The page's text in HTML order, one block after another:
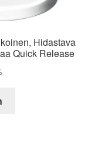
Hidastava
Quick Release